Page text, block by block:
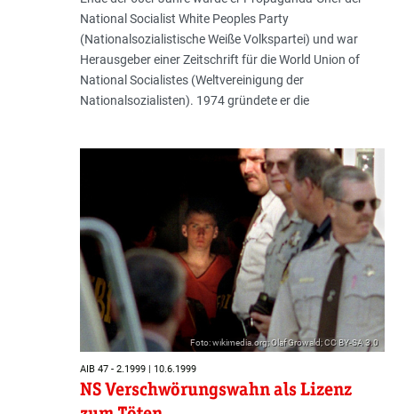
National Socialist White Peoples Party
(Nationalsozialistische Weiße Volkspartei) und war
Herausgeber einer Zeitschrift für die World Union of
National Socialistes (Weltvereinigung der
Nationalsozialisten). 1974 gründete er die
Foto: wikimedia.org; Olaf Growald; CC BY-SA 3.0
AIB 47 - 2.1999 | 10.6.1999
NS Verschwörungswahn als Lizenz